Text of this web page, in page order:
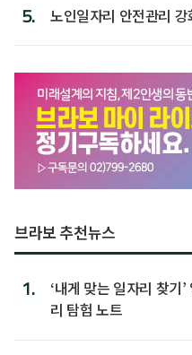
5.
노인일자리 안전관리
브라보 추천뉴스
1.
‘내게 맞는 일자리 찾기’
리 탐험 노트